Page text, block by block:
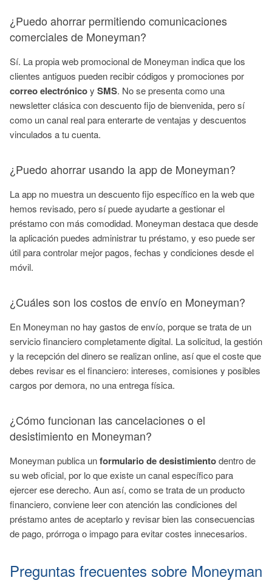
¿Puedo ahorrar permitiendo comunicaciones
comerciales de Moneyman?
Sí. La propia web promocional de Moneyman indica que los
clientes antiguos pueden recibir códigos y promociones por
correo electrónicoy SMS. No se presenta como una
newsletter clásica con descuento fijo de bienvenida, pero sí
como un canal real para enterarte de ventajas y descuentos
vinculados a tu cuenta.
¿Puedo ahorrar usando la app de Moneyman?
La app no muestra un descuento fijo específico en la web que
hemos revisado, pero sí puede ayudarte a gestionar el
préstamo con más comodidad. Moneyman destaca que desde
la aplicación puedes administrar tu préstamo, y eso puede ser
útil para controlar mejor pagos, fechas y condiciones desde el
móvil.
¿Cuáles son los costos de envío en Moneyman?
En Moneyman no hay gastos de envío, porque se trata de un
servicio financiero completamente digital. La solicitud, la gestión
y la recepción del dinero se realizan online, así que el coste que
debes revisar es el financiero: intereses, comisiones y posibles
cargos por demora, no una entrega física.
¿Cómo funcionan las cancelaciones o el
desistimiento en Moneyman?
Moneyman publica unformulario de desistimientodentro de
su web oficial, por lo que existe un canal específico para
ejercer ese derecho. Aun así, como se trata de un producto
financiero, conviene leer con atención las condiciones del
préstamo antes de aceptarlo y revisar bien las consecuencias
de pago, prórroga o impago para evitar costes innecesarios.
Preguntas frecuentes sobre Moneyman